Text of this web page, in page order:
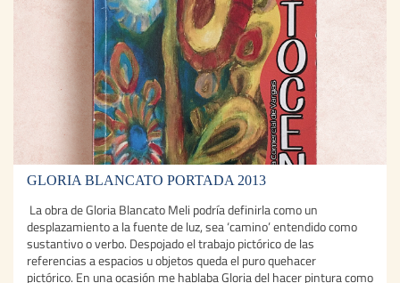
GLORIA BLANCATO PORTADA 2013
La obra de Gloria Blancato Meli podría definirla como un
desplazamiento a la fuente de luz, sea ‘camino’ entendido como
sustantivo o verbo. Despojado el trabajo pictórico de las
referencias a espacios u objetos queda el puro quehacer
pictórico. En una ocasión me hablaba Gloria del hacer pintura como